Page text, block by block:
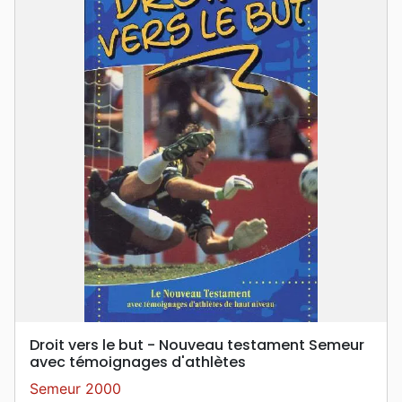
Droit vers le but - Nouveau testament Semeur
avec témoignages d'athlètes
Semeur 2000